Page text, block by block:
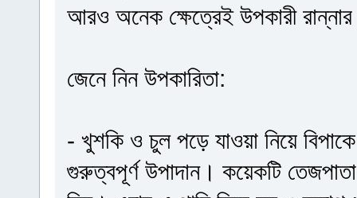
আরও অনেক ক্ষেত্রেই উপকারী
জেনে নিন উপকারিতা:
- খুশকি ও চুল পড়ে যাওয়া নিয়ে
গুরুত্বপূর্ণ উপাদান। কয়েকটি